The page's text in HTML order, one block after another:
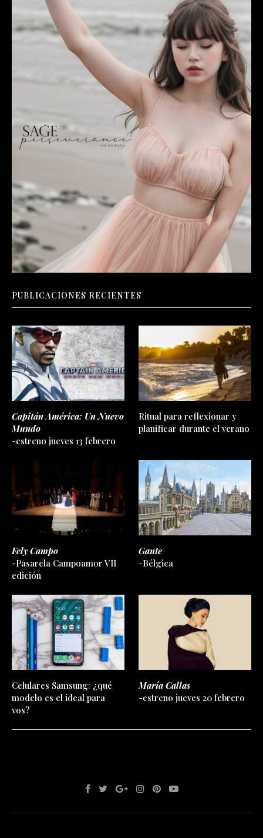
PUBLICACIONES RECIENTES
Capitán América: Un Nuevo
Mundo
-estreno jueves 13 febrero
Ritual para reflexionar y
planificar durante el verano
Fely Campo
-Pasarela Campoamor VII
edición
Gante
-Bélgica
Celulares Samsung: ¿qué
modelo es el ideal para
vos?
María Callas
-estreno jueves 20 febrero